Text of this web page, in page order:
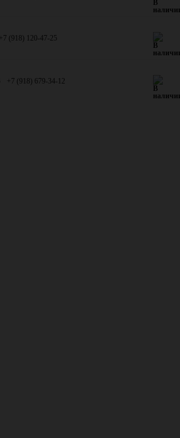
+7 (918) 120-47-25
+7 (918) 679-34-12